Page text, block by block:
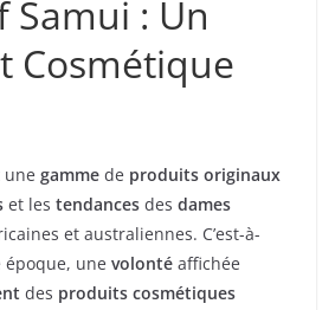
Samui : Un
Cosmétique
une gamme de produits originaux
et les tendances des dames
et australiennes. C’est-à-
une volonté affichée
des produits cosmétiques